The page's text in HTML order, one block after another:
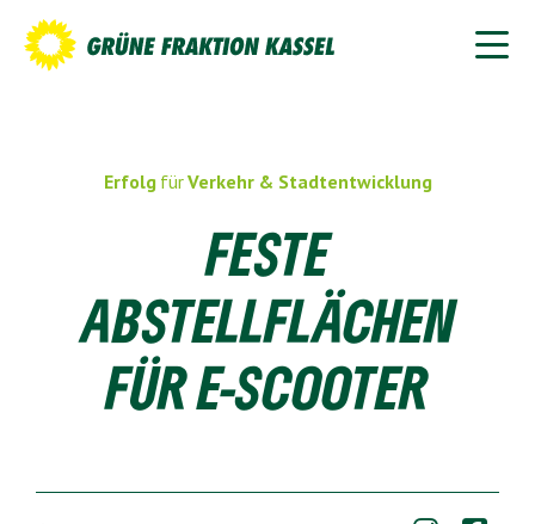
Erfolg fürVerkehr & Stadtentwicklung
FESTE
ABSTELLFLÄCHEN
FÜR E-SCOOTER